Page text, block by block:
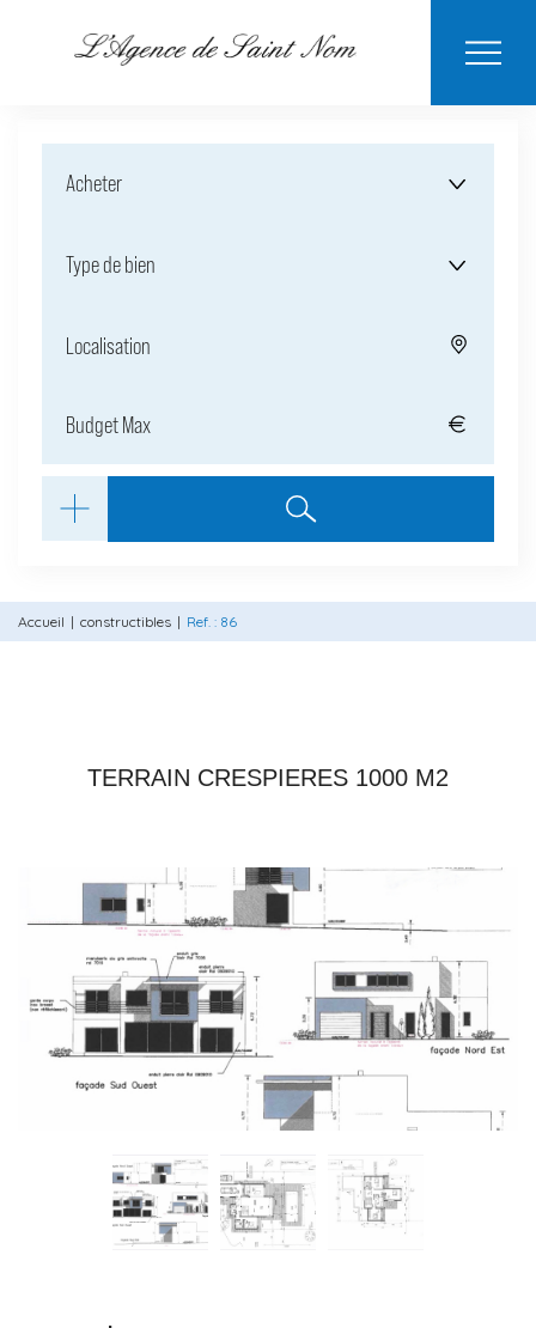
LOUER
BIENS
NOTRE
ESTIMER MON
Acheter
Type de bien
Localisation
Accueil constructibles Ref. : 86
TERRAIN CRESPIERES 1000 M2